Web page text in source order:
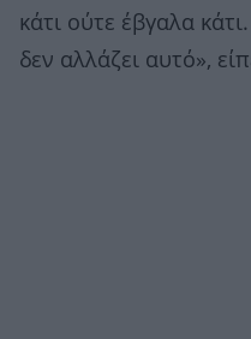
κάτι ούτε έβγαλα
δεν αλλάζει αυτό»,